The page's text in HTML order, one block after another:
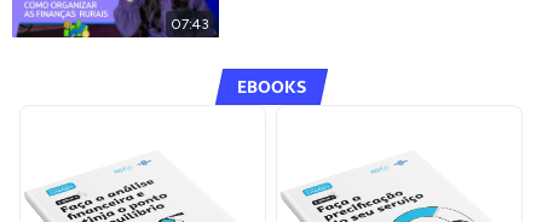
07:43
EBOOKS